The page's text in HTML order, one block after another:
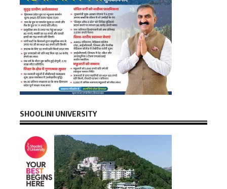
SHOOLINI UNIVERSITY